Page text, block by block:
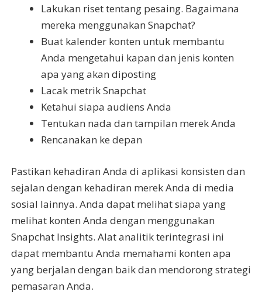
Lakukan riset tentang pesaing. Bagaimana
mereka menggunakan Snapchat?
Buat kalender konten untuk membantu
Anda mengetahui kapan dan jenis konten
apa yang akan diposting
Lacak metrik Snapchat
Ketahui siapa audiens Anda
Tentukan nada dan tampilan merek Anda
Rencanakan ke depan
Pastikan kehadiran Anda di aplikasi konsisten dan
sejalan dengan kehadiran merek Anda di media
sosial lainnya. Anda dapat melihat siapa yang
melihat konten Anda dengan menggunakan
Snapchat Insights. Alat analitik terintegrasi ini
dapat membantu Anda memahami konten apa
yang berjalan dengan baik dan mendorong strategi
pemasaran Anda.